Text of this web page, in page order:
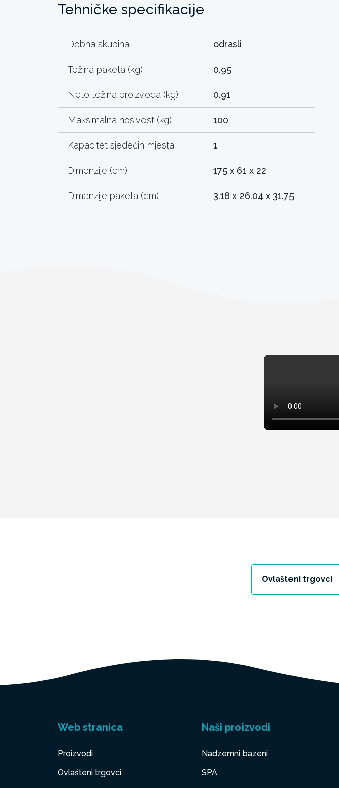
Tehničke specifikacije
Dobna skupina odrasli
Težina paketa (kg) 0.95
Neto težina proizvoda (kg) 0.91
Maksimalna nosivost (kg) 100
Kapacitet sjedećih mjesta 1
Dimenzije (cm) 175 x 61 x 22
Dimenzije paketa (cm) 3.18 x 26.04 x 31.75
Ovlašteni trgovci
Web stranica
Proizvodi
Ovlašteni trgovci
Naši proizvodi
Nadzemni bazeni
SPA